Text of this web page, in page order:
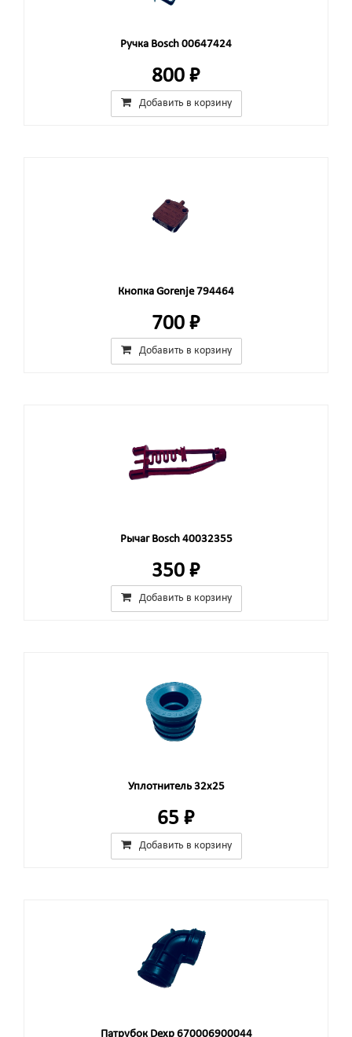
Ручка Bosch 00647424
800 ₽
Добавить в корзину
Кнопка Gorenje 794464
700 ₽
Добавить в корзину
Рычаг Bosch 40032355
350 ₽
Добавить в корзину
Уплотнитель 32x25
65 ₽
Добавить в корзину
Патрубок Dexp 670006900044